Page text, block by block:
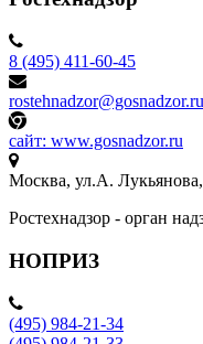
8 (495) 411-60-45
rostehnadzor@gosnadzor.ru
сайт: www.gosnadzor.ru
Москва, ул.А.
Ростехнадзор - орган
НОПРИЗ
(495) 984-21-34